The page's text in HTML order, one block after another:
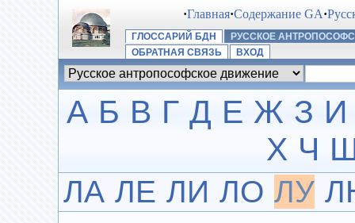
·Главная·Содержание GA·
ГЛОССАРИЙ БДН
РУССКОЕ
ОБРАТНАЯ СВЯЗЬ
ВХОД
А Б В Г Д Е Ж З И
Х Ч
ЛА ЛЕ ЛИ ЛО ЛУ